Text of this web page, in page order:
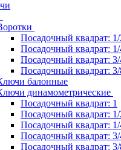
Посадочный квадрат: 1/
Посадочный квадрат:
Посадочный квадрат:
Посадочный квадрат:
балонные
динамометрические
Посадочный квадрат: 1
Посадочный квадрат: 1/
Посадочный квадрат:
Посадочный квадрат:
Посадочный квадрат: